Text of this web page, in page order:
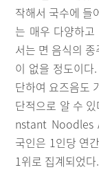
작해서 국수에 들
는 매우 다양하
서는 면 음식의
이 없을 정도이
단하여 요즈음도
단적으로 알 수
nstant Noodles
국인은 1인당 연
1위로 집계되었다.